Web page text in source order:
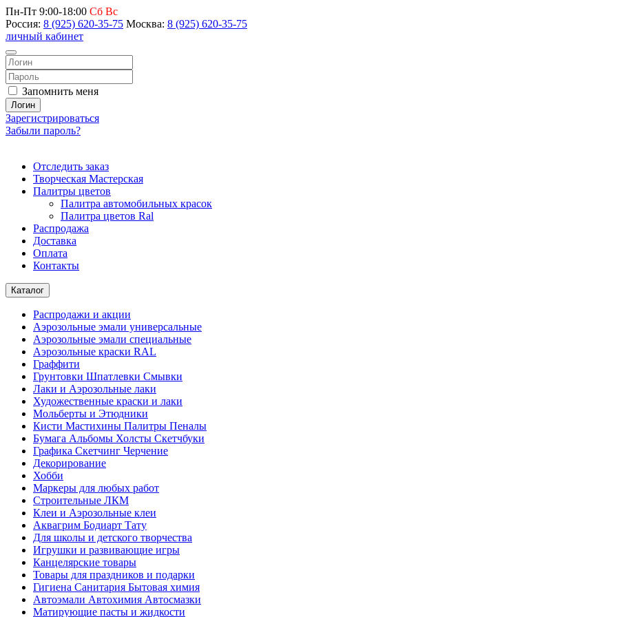
Пн-Пт 9:00-18:00 Сб Вс
Россия: 8 (925) 620-35-75 Москва: 8 (925) 620-35-75
личный кабинет
Запомнить меня
Логин
Зарегистрироваться
Забыли пароль?
Отследить заказ
Творческая Мастерская
Палитры цветов
Палитра автомобильных красок
Палитра цветов Ral
Распродажа
Доставка
Оплата
Контакты
Каталог
Распродажи и акции
Аэрозольные эмали универсальные
Аэрозольные эмали специальные
Аэрозольные краски RAL
Граффити
Грунтовки Шпатлевки Смывки
Лаки и Аэрозольные лаки
Художественные краски и лаки
Мольберты и Этюдники
Кисти Мастихины Палитры Пеналы
Бумага Альбомы Холсты Скетчбуки
Графика Скетчинг Черчение
Декорирование
Хобби
Маркеры для любых работ
Строительные ЛКМ
Клеи и Аэрозольные клеи
Аквагрим Бодиарт Тату
Для школы и детского творчества
Игрушки и развивающие игры
Канцелярские товары
Товары для праздников и подарки
Гигиена Санитария Бытовая химия
Автоэмали Автохимия Автосмазки
Матирующие пасты и жидкости